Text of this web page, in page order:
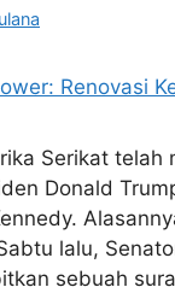
Serikat
Donald
lalu,
sebuah